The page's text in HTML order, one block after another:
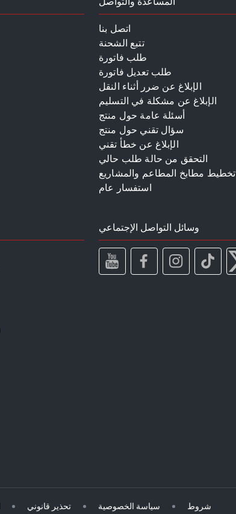
اتصل بنا
تتبع الشحنة
طلب فاتورة
طلب تعديل فاتورة
الإبلاغ عن ضرر أثناء النقل
الإبلاغ عن مشكلة في التسليم
أسئلة عامة حول منتج
سؤال تقني حول منتج
الإبلاغ عن خطأ تقني
التحقق من حالة طلب حالي
تخطيط مطابخ المطاعم والمشاريع
استفسار عام
وسائل التواصل الإجتماعي
تحذير قانوني سياسة الخصوصية شروط